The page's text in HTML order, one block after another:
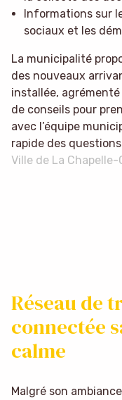
Informations sur
sociaux et les
La municipalité
des nouveaux
installée,
de conseils pour
avec l’équipe
rapide des
Ville de La Chapelle-
Réseau de
connectée
calme
Malgré son